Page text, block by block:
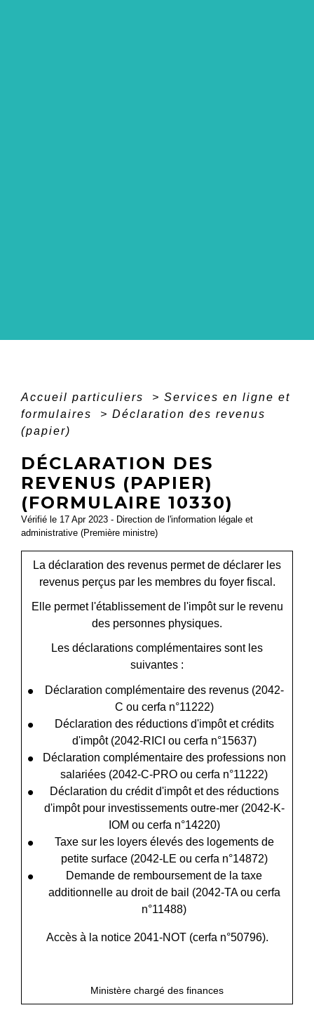
Accueil particuliers > Services en ligne et
formulaires
> Déclaration des revenus
(papier)
DÉCLARATION DES
REVENUS (PAPIER)
(FORMULAIRE 10330)
Vérifié le 17 Apr 2023 - Direction de l'information légale et
administrative (Première ministre)
La déclaration des revenus permet de déclarer les
revenus perçus par les membres du foyer fiscal.
Elle permet l'établissement de l'impôt sur le revenu
des personnes physiques.
Les déclarations complémentaires sont les
suivantes :
Déclaration complémentaire des revenus (2042-
C ou cerfa n°11222)
Déclaration des réductions d'impôt et crédits
d'impôt (2042-RICI ou cerfa n°15637)
Déclaration complémentaire des professions non
salariées (2042-C-PRO ou cerfa n°11222)
Déclaration du crédit d'impôt et des réductions
d'impôt pour investissements outre-mer (2042-K-
IOM ou cerfa n°14220)
Taxe sur les loyers élevés des logements de
petite surface (2042-LE ou cerfa n°14872)
Demande de remboursement de la taxe
additionnelle au droit de bail (2042-TA ou cerfa
n°11488)
Accès à la notice 2041-NOT (cerfa n°50796).
Ministère chargé des finances